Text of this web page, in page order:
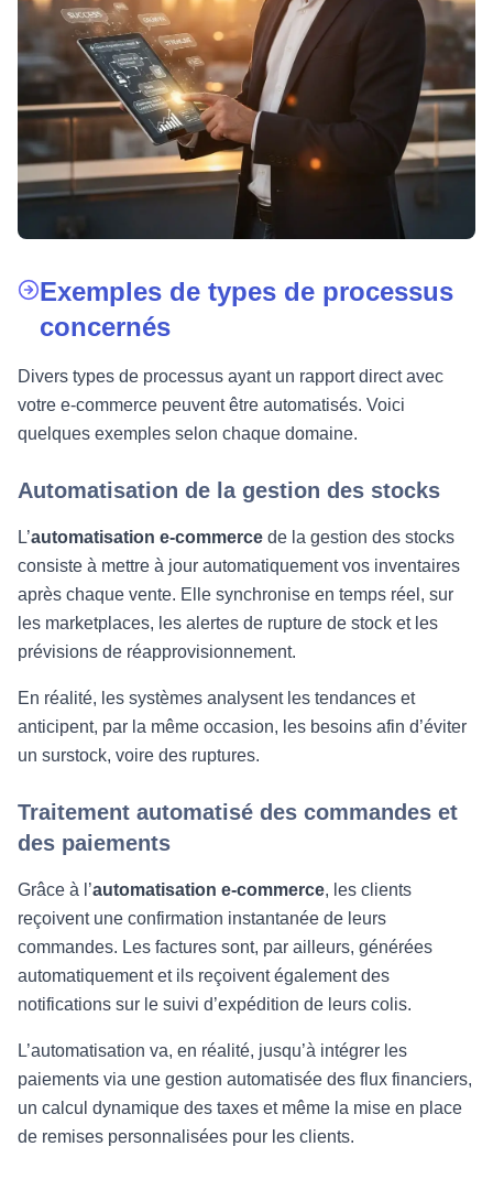
Exemples de types de processus
concernés
Divers types de processus ayant un rapport direct avec
votre e-commerce peuvent être automatisés. Voici
quelques exemples selon chaque domaine.
Automatisation de la gestion des stocks
L’automatisation e-commerce de la gestion des stocks
consiste à mettre à jour automatiquement vos inventaires
après chaque vente. Elle synchronise en temps réel, sur
les marketplaces, les alertes de rupture de stock et les
prévisions de réapprovisionnement.
En réalité, les systèmes analysent les tendances et
anticipent, par la même occasion, les besoins afin d’éviter
un surstock, voire des ruptures.
Traitement automatisé des commandes et
des paiements
Grâce à l’automatisation e-commerce, les clients
reçoivent une confirmation instantanée de leurs
commandes. Les factures sont, par ailleurs, générées
automatiquement et ils reçoivent également des
notifications sur le suivi d’expédition de leurs colis.
L’automatisation va, en réalité, jusqu’à intégrer les
paiements via une gestion automatisée des flux financiers,
un calcul dynamique des taxes et même la mise en place
de remises personnalisées pour les clients.